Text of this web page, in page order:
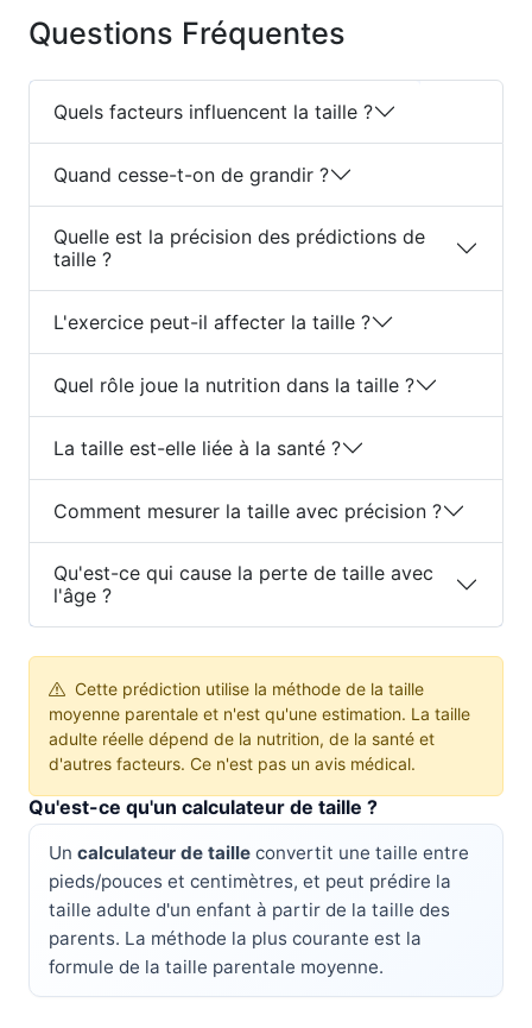
Questions Fréquentes
Quels facteurs influencent la taille ?
Quand cesse-t-on de grandir ?
Quelle est la précision des prédictions de
taille ?
L'exercice peut-il affecter la taille ?
Quel rôle joue la nutrition dans la taille ?
La taille est-elle liée à la santé ?
Comment mesurer la taille avec précision ?
Qu'est-ce qui cause la perte de taille avec
l'âge ?
Cette prédiction utilise la méthode de la taille
moyenne parentale et n'est qu'une estimation. La taille
adulte réelle dépend de la nutrition, de la santé et
d'autres facteurs. Ce n'est pas un avis médical.
Qu'est-ce qu'un calculateur de taille ?
Un calculateur de taille convertit une taille entre
pieds/pouces et centimètres, et peut prédire la
taille adulte d'un enfant à partir de la taille des
parents. La méthode la plus courante est la
formule de la taille parentale moyenne.